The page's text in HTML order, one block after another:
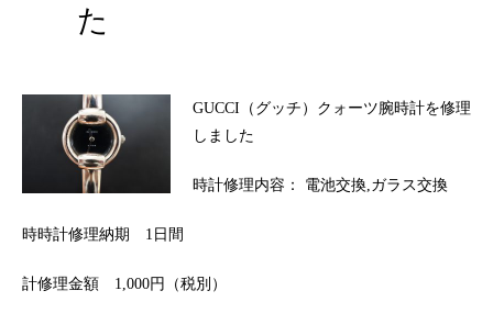
た
GUCCI（グッチ）クォーツ腕時計を修理
しました
時計修理内容： 電池交換,ガラス交換
時時計修理納期 1日間
計修理金額 1,000円（税別）